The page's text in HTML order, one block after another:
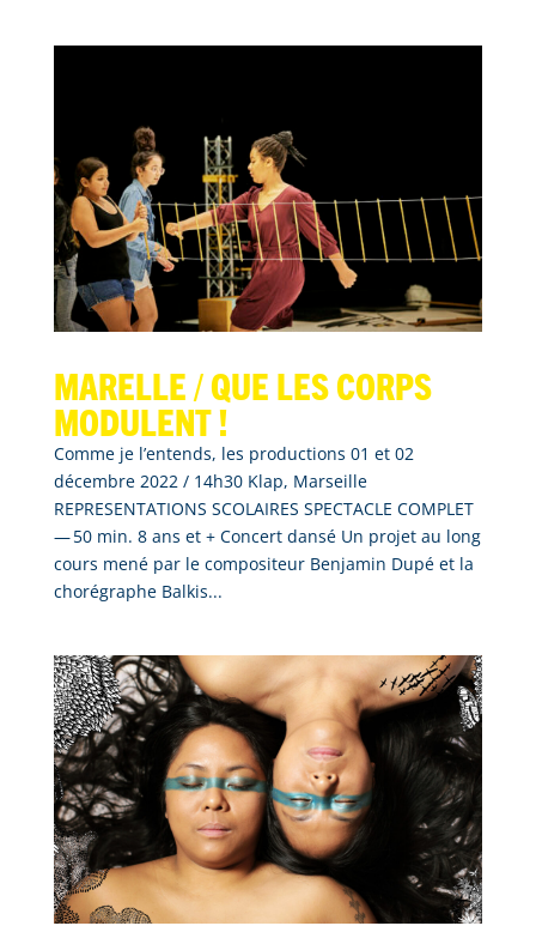
Marelle / que les corps
modulent !
Comme je l’entends, les productions 01 et 02
décembre 2022 / 14h30 Klap, Marseille
REPRESENTATIONS SCOLAIRES SPECTACLE COMPLET
— 50 min. 8 ans et + Concert dansé Un projet au long
cours mené par le compositeur Benjamin Dupé et la
chorégraphe Balkis...